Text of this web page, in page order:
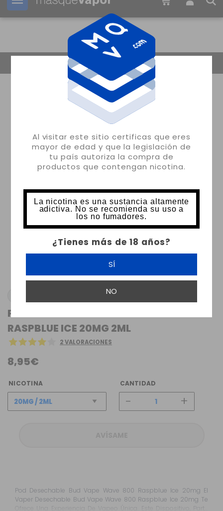
Al visitar este sitio certificas que eres
mayor de edad y que la legislación de
tu país autoriza la compra de
productos que contengan nicotina.
La nicotina es una sustancia altamente
adictiva. No se recomienda su uso a
los no fumadores.
¿Tienes más de 18 años?
SÍ
NO
Tu pedido puede ser enviado en 26m: 45s
POD DESECHABLE BUD VAPE WAVE 800
RASPBLUE ICE 20MG 2ML
2 VALORACIONES
8,95€
NICOTINA CANTIDAD
- +
Pod Desechable Bud Vape Wave 800 Raspblue Ice 20mg El
Vaper Desechable Bud Vape Wave 800 Raspblue Ice 20mg Te
Ofrece Una Experiencia De Vapeo Única. Este Dispositivo, Parte